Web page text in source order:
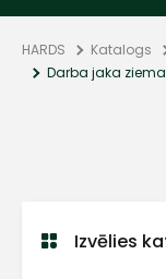
HARDS Katalogs
Darba jaka
Izvēlies